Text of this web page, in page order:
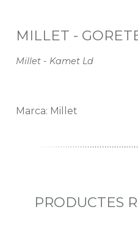
MILLET -
Marca: Millet
Millet - Kamet Ld
PRODUCTES